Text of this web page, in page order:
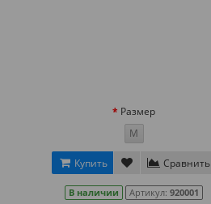
Размер
M
Купить Сравнить
В наличии Артикул:920001